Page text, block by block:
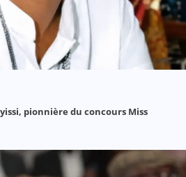
pionnière du concours Miss